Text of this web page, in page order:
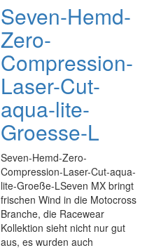
Seven-Hemd-
Zero-
Compression-
Laser-Cut-
aqua-lite-
Groesse-L
Seven-Hemd-Zero-
Compression-Laser-Cut-aqua-
lite-Groeße-LSeven MX bringt
frischen Wind in die Motocross
Branche, die Racewear
Kollektion sieht nicht nur gut
aus, es wurden auch